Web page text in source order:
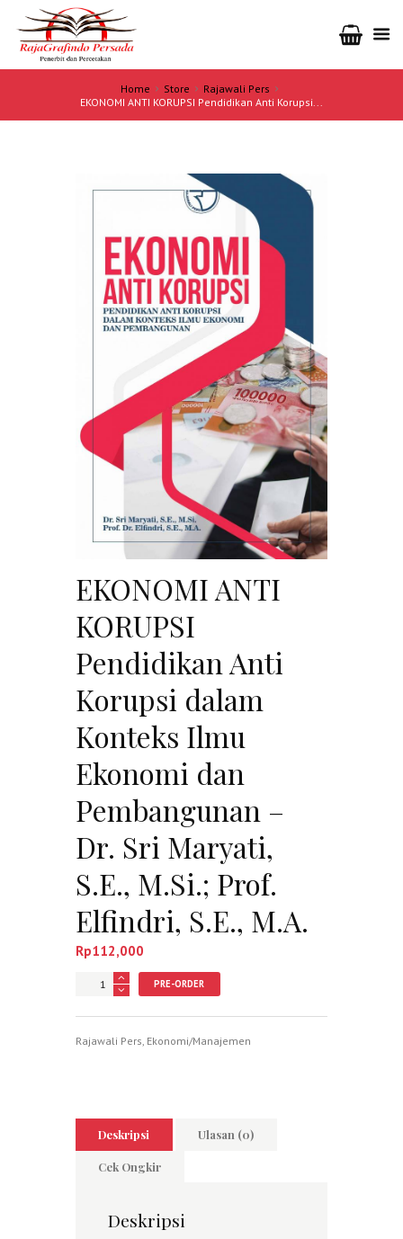
Home Store
Rajawali Pers
EKONOMI ANTI KORUPSI Pendidikan Anti Korupsi...
EKONOMI ANTI
KORUPSI
Pendidikan Anti
Korupsi dalam
Konteks Ilmu
Ekonomi dan
Pembangunan –
Dr. Sri Maryati,
S.E., M.Si.; Prof.
Elfindri, S.E., M.A.
Rp112,000
Jumlah PRE-ORDER
Rajawali Pers, Ekonomi/Manajemen
Deskripsi Ulasan (0)
Cek Ongkir
Deskripsi